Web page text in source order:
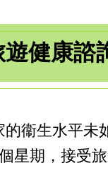
遊健康諮
的衞生水平未
星期，接受